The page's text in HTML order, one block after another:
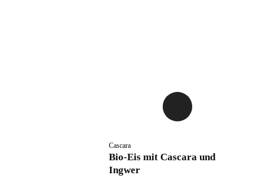
Cascara
Bio-Eis mit Cascara und
Ingwer